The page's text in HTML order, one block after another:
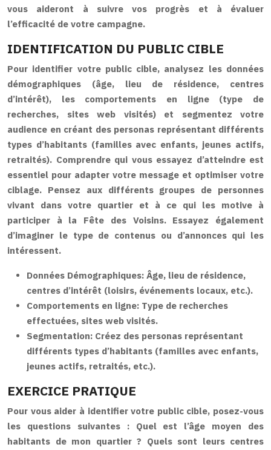
vous aideront à suivre vos progrès et à évaluer
l’efficacité de votre campagne.
IDENTIFICATION DU PUBLIC CIBLE
Pour identifier votre public cible, analysez les données
démographiques (âge, lieu de résidence, centres
d’intérêt), les comportements en ligne (type de
recherches, sites web visités) et segmentez votre
audience en créant des personas représentant différents
types d’habitants (familles avec enfants, jeunes actifs,
retraités). Comprendre qui vous essayez d’atteindre est
essentiel pour adapter votre message et optimiser votre
ciblage. Pensez aux différents groupes de personnes
vivant dans votre quartier et à ce qui les motive à
participer à la Fête des Voisins. Essayez également
d’imaginer le type de contenus ou d’annonces qui les
intéressent.
Données Démographiques: Âge, lieu de résidence,
centres d’intérêt (loisirs, événements locaux, etc.).
Comportements en ligne: Type de recherches
effectuées, sites web visités.
Segmentation: Créez des personas représentant
différents types d’habitants (familles avec enfants,
jeunes actifs, retraités, etc.).
EXERCICE PRATIQUE
Pour vous aider à identifier votre public cible, posez-vous
les questions suivantes : Quel est l’âge moyen des
habitants de mon quartier ? Quels sont leurs centres